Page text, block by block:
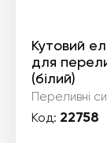
Кутовий
для
(білий)
Переливні
Код: 22758